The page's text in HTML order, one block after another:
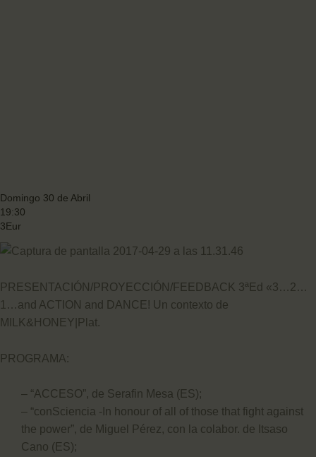
Domingo 30 de Abril
19:30
3Eur
PRESENTACIÓN/PROYECCIÓN/FEEDBACK 3ªEd «3…2…
1…and ACTION and DANCE! Un contexto de
MILK&HONEY|Plat.
PROGRAMA:
– “ACCESO”, de Serafin Mesa (ES);
– “conSciencia -In honour of all of those that fight against
the power”, de Miguel Pérez, con la colabor. de Itsaso
Cano (ES);